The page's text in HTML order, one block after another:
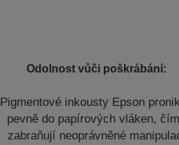
Odolnost vůči poškrábání:
Pigmentové inkousty Epson
pevně do papírových vláken,
zabraňují neoprávněné